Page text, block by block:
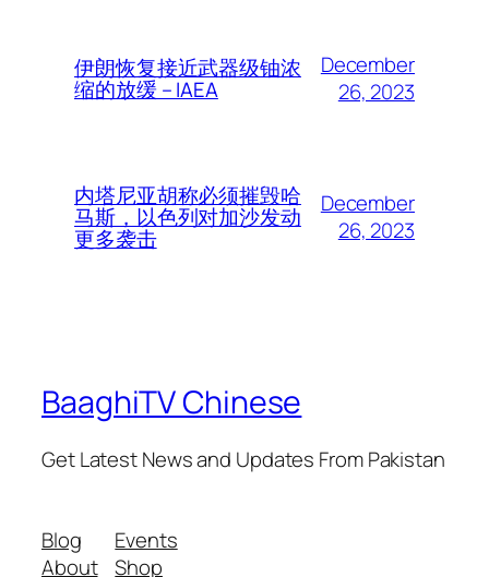
伊朗恢复接近武器级铀浓
缩的放缓 – IAEA
December
26, 2023
内塔尼亚胡称必须摧毁哈
马斯，以色列对加沙发动
更多袭击
December
26, 2023
BaaghiTV Chinese
Get Latest News and Updates From Pakistan
Blog
About
Events
Shop